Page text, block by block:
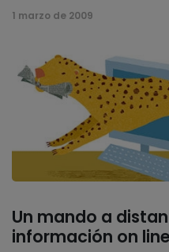
1 marzo de 2009
Un mando a
información on line